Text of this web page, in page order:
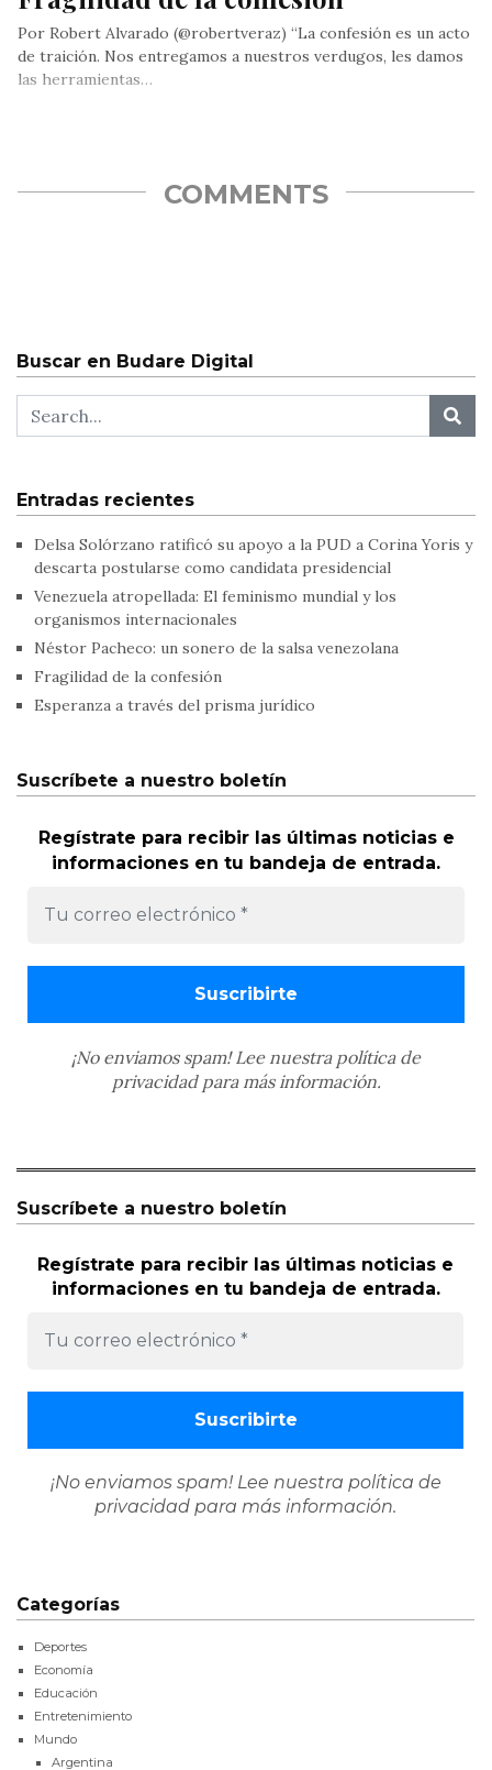
Por Robert Alvarado (@robertveraz) “La confesión es un acto
de traición. Nos entregamos a nuestros verdugos, les damos
las herramientas…
COMMENTS
Buscar en Budare Digital
Entradas recientes
Delsa Solórzano ratificó su apoyo a la PUD a Corina Yoris y
descarta postularse como candidata presidencial
Venezuela atropellada: El feminismo mundial y los
organismos internacionales
Néstor Pacheco: un sonero de la salsa venezolana
Fragilidad de la confesión
Esperanza a través del prisma jurídico
Suscríbete a nuestro boletín
Regístrate para recibir las últimas noticias e
informaciones en tu bandeja de entrada.
¡No enviamos spam! Lee nuestra política de
privacidadpara más información.
Suscríbete a nuestro boletín
Regístrate para recibir las últimas noticias e
informaciones en tu bandeja de entrada.
¡No enviamos spam! Lee nuestra política de
privacidad para más información.
Categorías
Deportes
Economía
Educación
Entretenimiento
Mundo
Argentina